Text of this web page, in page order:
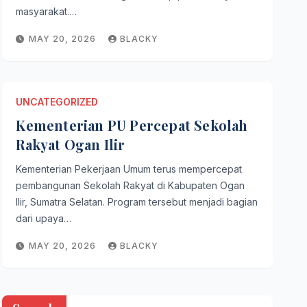
Bhaskara Jaya Tinjau
masyarakat.…
MAY 20, 2026 BLACKY
UNCATEGORIZED
Kementerian PU Percepat Sekolah
Rakyat Ogan Ilir
Kementerian Pekerjaan Umum terus mempercepat
pembangunan Sekolah Rakyat di Kabupaten Ogan
Ilir, Sumatra Selatan. Program tersebut menjadi bagian
dari upaya…
MAY 20, 2026 BLACKY